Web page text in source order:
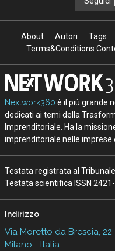
About Autori Tags
Terms&Conditions
Nextwork360 è il più grande
dedicati ai temi della
Imprenditoriale. Ha la
imprenditoriale nelle imprese
Testata registrata al
Testata scientifica ISSN
Indirizzo
Via Moretto da Brescia, 22
Milano - Italia